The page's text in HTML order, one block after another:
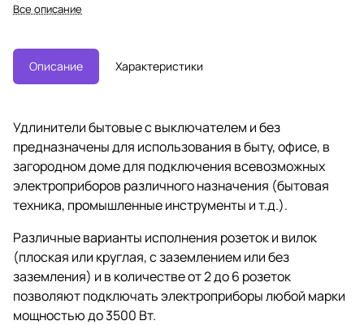
Все описание
Описание Характеристики
Удлинители бытовые с выключателем и без
предназначены для использования в быту, офисе, в
загородном доме для подключения всевозможных
электроприборов различного назначения (бытовая
техника, промышленные инструменты и т.д.).
Различные варианты исполнения розеток и вилок
(плоская или круглая, с заземлением или без
заземления) и в количестве от 2 до 6 розеток
позволяют подключать электроприборы любой марки
мощностью до 3500 Вт.